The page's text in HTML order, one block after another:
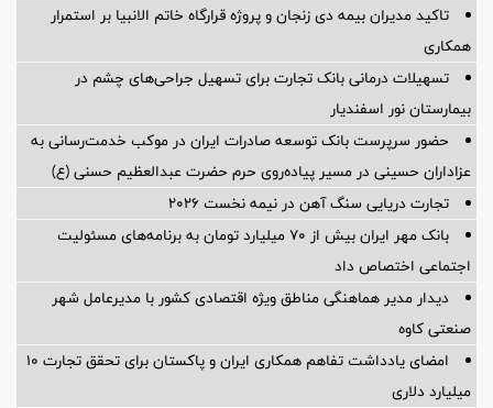
تاکید مدیران بیمه دی زنجان و پروژه قرارگاه خاتم الانبیا بر استمرار
همکاری
تسهیلات درمانی بانک تجارت برای تسهیل جراحی‌های چشم در
بیمارستان نور اسفندیار
حضور سرپرست بانک توسعه صادرات ایران در موکب خدمت‌رسانی به
عزاداران حسینی در مسیر پیاده‌روی حرم حضرت عبدالعظیم حسنی (ع)
تجارت دریایی سنگ آهن در نیمه نخست ۲۰۲۶
بانک مهر ایران بیش از ۷۰ میلیارد تومان به برنامه‌های مسئولیت
اجتماعی اختصاص داد
دیدار مدیر هماهنگی مناطق ویژه اقتصادی کشور با مدیرعامل شهر
صنعتی کاوه
امضای یادداشت تفاهم همکاری ایران و پاکستان برای تحقق تجارت ۱۰
میلیارد دلاری